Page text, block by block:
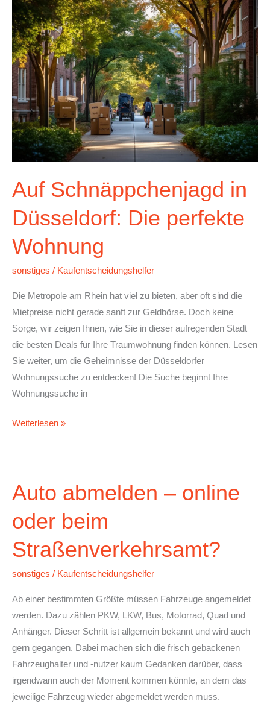
Auf Schnäppchenjagd in
Düsseldorf: Die perfekte
Wohnung
sonstiges / Kaufentscheidungshelfer
Die Metropole am Rhein hat viel zu bieten, aber oft sind die
Mietpreise nicht gerade sanft zur Geldbörse. Doch keine
Sorge, wir zeigen Ihnen, wie Sie in dieser aufregenden Stadt
die besten Deals für Ihre Traumwohnung finden können. Lesen
Sie weiter, um die Geheimnisse der Düsseldorfer
Wohnungssuche zu entdecken! Die Suche beginnt Ihre
Wohnungssuche in
Auf
Schnäppchenjagd
in
Düsseldorf:
Die
perfekte
Wohnung
Weiterlesen »
Auto abmelden – online
oder beim
Straßenverkehrsamt?
sonstiges / Kaufentscheidungshelfer
Ab einer bestimmten Größte müssen Fahrzeuge angemeldet
werden. Dazu zählen PKW, LKW, Bus, Motorrad, Quad und
Anhänger. Dieser Schritt ist allgemein bekannt und wird auch
gern gegangen. Dabei machen sich die frisch gebackenen
Fahrzeughalter und -nutzer kaum Gedanken darüber, dass
irgendwann auch der Moment kommen könnte, an dem das
jeweilige Fahrzeug wieder abgemeldet werden muss.
Auto
abmelden
–
oder